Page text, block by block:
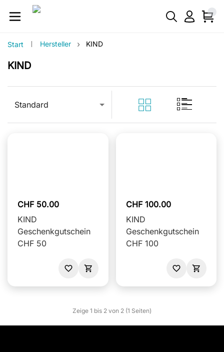
Start Hersteller › KIND
KIND
Standard
CHF 50.00
KIND
Geschenkgutschein
CHF 50
CHF 100.00
KIND
Geschenkgutschein
CHF 100
Zeige 1 bis 2 von 2 (1 Seiten)